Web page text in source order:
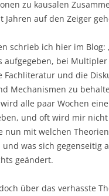
zu kausalen
Jahren auf den Zeiger
schrieb ich hier im Blog:
aufgegeben, bei Multipler
Fachliteratur und die
Mechanismen zu
alle paar Wochen
und oft wird mir nicht
nun mit welchen Theorien
was sich gegenseitig
geändert.
über das verhasste